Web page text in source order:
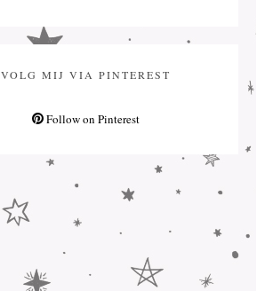
VOLG MIJ VIA PINTEREST
Follow on Pinterest